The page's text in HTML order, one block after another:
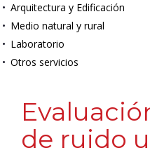
Arquitectura y Edificación
Medio natural y rural
Laboratorio
Otros servicios
de ruido